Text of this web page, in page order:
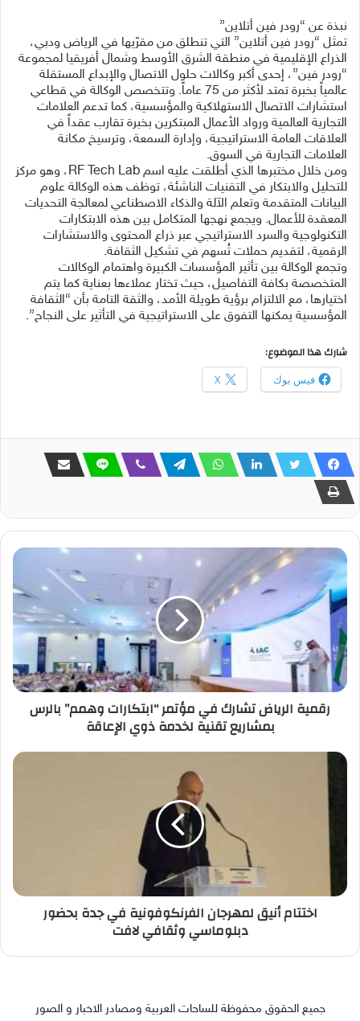
نبذة عن “رودر فين أتلاين”
تمثل “رودر فين أتلاين” التي تنطلق من مقرّيها في الرياض ودبي،
الذراع الإقليمية في منطقة الشرق الأوسط وشمال أفريقيا لمجموعة
“رودر فين”، إحدى أكبر وكالات حلول الاتصال والإبداع المستقلة
عالمياً بخبرة تمتد لأكثر من 75 عاماً. وتتخصص الوكالة في قطاعي
استشارات الاتصال الاستهلاكية والمؤسسية، كما تدعم العلامات
التجارية العالمية ورواد الأعمال المبتكرين بخبرة تقارب عقداً في
العلاقات العامة الاستراتيجية، وإدارة السمعة، وترسيخ مكانة
العلامات التجارية في السوق.
ومن خلال مختبرها الذي أطلقت عليه اسم RF Tech Lab، وهو مركز
للتحليل والابتكار في التقنيات الناشئة، توظف هذه الوكالة علوم
البيانات المتقدمة وتعلم الآلة والذكاء الاصطناعي لمعالجة التحديات
المعقدة للأعمال. ويجمع نهجها المتكامل بين هذه الابتكارات
التكنولوجية والسرد الاستراتيجي عبر ذراع المحتوى والاستشارات
الرقمية، لتقديم حملات تُسهم في تشكيل الثقافة.
وتجمع الوكالة بين تأثير المؤسسات الكبيرة واهتمام الوكالات
المتخصصة بكافة التفاصيل، حيث تختار عملاءها بعناية كما يتم
اختيارها، مع الالتزام برؤية طويلة الأمد، والثقة التامة بأن “الثقافة
المؤسسية يمكنها التفوق على الاستراتيجية في التأثير على النجاح”.
شارك هذا الموضوع:
فيس بوك X
رقمية الرياض تشارك في مؤتمر “ابتكارات وهمم” بالرس
بمشاريع تقنية لخدمة ذوي الإعاقة
اختتام أنيق لمهرجان الفرنكوفونية في جدة بحضور
دبلوماسي وثقافي لافت
جميع الحقوق محفوظة للساحات العربية ومصادر الاخبار و الصور